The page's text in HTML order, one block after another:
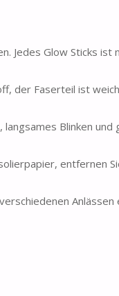
Jedes Glow Sticks
der Faserteil ist
Blinken und
entfernen